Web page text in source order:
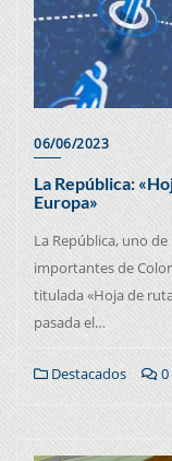
06/06/2023
La República:
Europa»
La República, uno
importantes de
titulada «Hoja de
pasada el…
Destacados 0